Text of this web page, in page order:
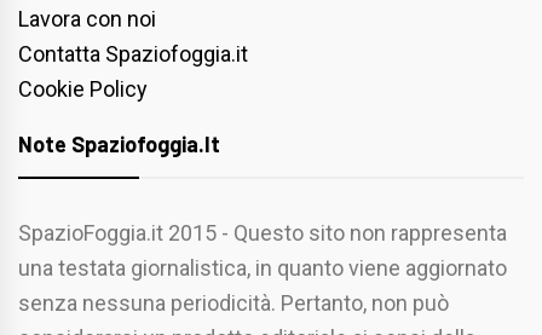
Lavora con noi
Contatta Spaziofoggia.it
Cookie Policy
Note Spaziofoggia.it
SpazioFoggia.it 2015 - Questo sito non rappresenta
una testata giornalistica, in quanto viene aggiornato
senza nessuna periodicità. Pertanto, non può